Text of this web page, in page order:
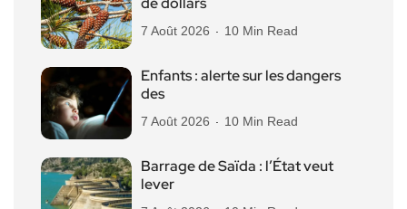
7 Août 2026 10 Min Read
Enfants : alerte sur les dangers
des
7 Août 2026 10 Min Read
Barrage de Saïda : l’État veut
lever